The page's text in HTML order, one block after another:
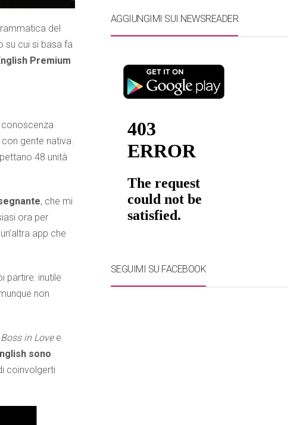
del
su cui si basa fa
Premium
conoscenza
gente nativa.
48 unità
, che mi
ora per
app che
partire: inutile
non
in Love e
sono
coinvolgerti
AGGIUNGIMI SUI NEWSREADER
SEGUIMI SU FACEBOOK